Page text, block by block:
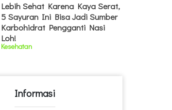
Lebih Sehat Karena Kaya Serat,
5 Sayuran Ini Bisa Jadi Sumber
Karbohidrat Pengganti Nasi
Loh!
Kesehatan
Informasi